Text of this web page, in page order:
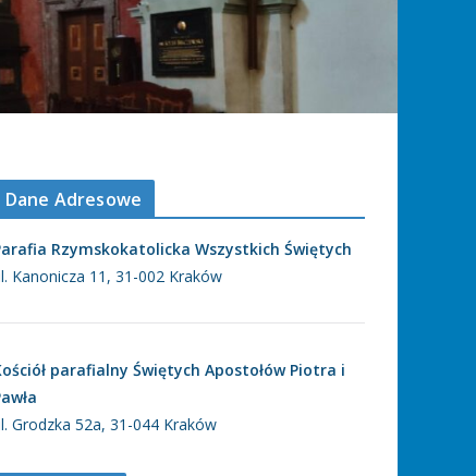
Dane Adresowe
Rzymskokatolicka Wszystkich Świętych
Kanonicza 11, 31-002 Kraków
parafialny Świętych Apostołów Piotra i
Grodzka 52a, 31-044 Kraków